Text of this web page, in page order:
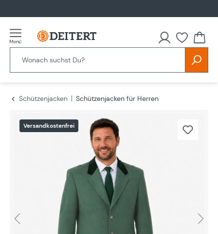
Schützenjacken
Schützenjacken für Herren
Versandkostenfrei